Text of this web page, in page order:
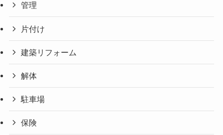
管理
片付け
建築リフォーム
解体
駐車場
保険